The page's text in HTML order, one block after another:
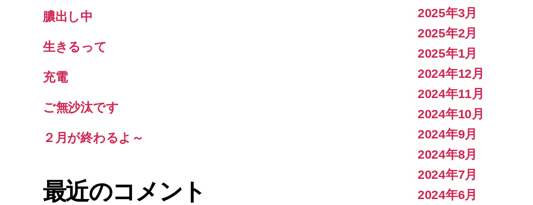
膿出し中
生きるって
充電
ご無沙汰です
２月が終わるよ～
最近のコメント
2025年3月
2025年2月
2025年1月
2024年12月
2024年11月
2024年10月
2024年9月
2024年8月
2024年7月
2024年6月